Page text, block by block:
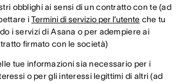
obblighi ai sensi di un contratto con te (ad
iTermini di servizio per l’utente che tu
i servizi di Asana o per adempiere ai
firmato con le società)
tue informazioni sia necessario per i
o per gli interessi legittimi di altri (ad